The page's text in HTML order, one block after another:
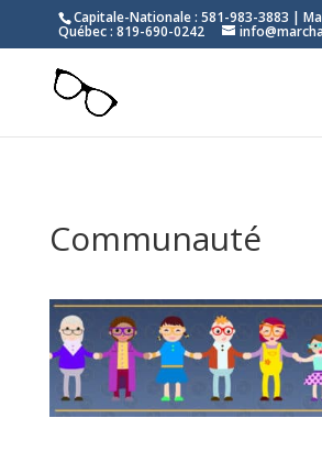
Capitale-Nationale : 581-983-3883 |
Québec : 819-690-0242
Communauté